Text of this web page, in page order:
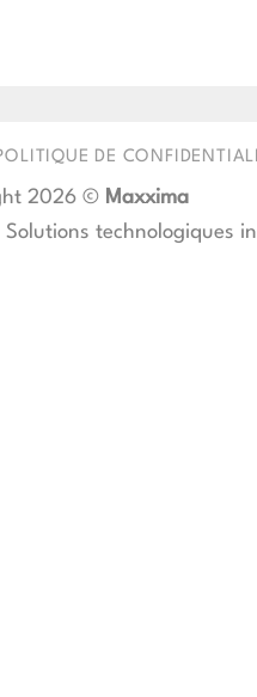
DE
2026 © Maxxima
Solutions technologiques